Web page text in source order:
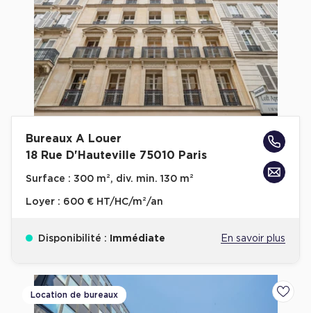
Bureaux A Louer
18 Rue D'Hauteville 75010 Paris
Surface : 300 m², div. min. 130 m²
Loyer : 600 € HT/HC/m²/an
Disponibilité : Immédiate En savoir plus
Location de bureaux